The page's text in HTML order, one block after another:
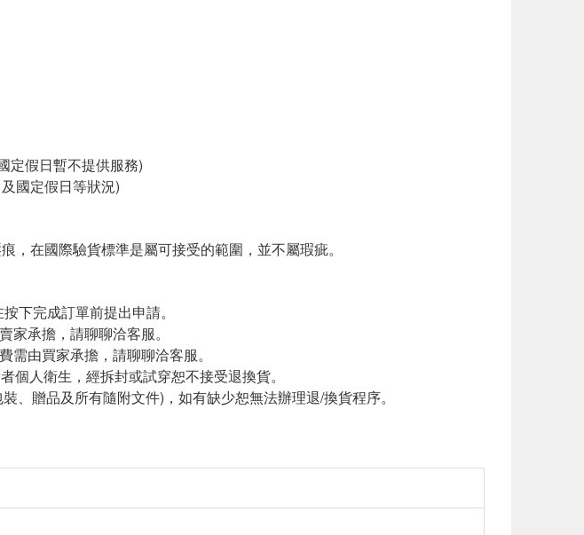
定假日暫不提供服務)
國定假日等狀況)
，在國際驗貨標準是屬可接受的範圍，並不屬瑕疵。
下完成訂單前提出申請。
承擔，請聊聊洽客服。
由買家承擔，請聊聊洽客服。
人衛生，經拆封或試穿恕不接受退換貨。
、贈品及所有隨附文件)，如有缺少恕無法辦理退/換貨程序。